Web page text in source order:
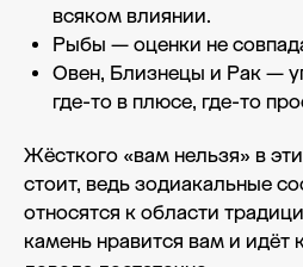
всяком влиянии.
Рыбы — оценки не
Овен, Близнецы и Рак —
где-то в плюсе, где-то
Жёсткого «вам нельзя» в
стоит, ведь зодиакальные
относятся к области
камень нравится вам и идёт